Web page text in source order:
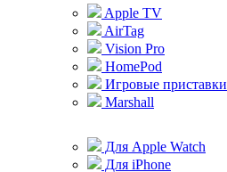
Apple TV
AirTag
Vision Pro
HomePod
Игровые приставки
Marshall
Для Apple Watch
Для iPhone